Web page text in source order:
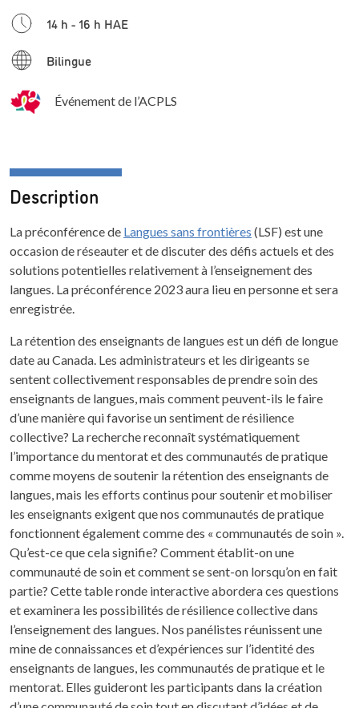
14 h - 16 h HAE
Bilingue
Événement de l’ACPLS
Description
La préconférence de Langues sans frontières (LSF) est une
occasion de réseauter et de discuter des défis actuels et des
solutions potentielles relativement à l’enseignement des
langues. La préconférence 2023 aura lieu en personne et sera
enregistrée.
La rétention des enseignants de langues est un défi de longue
date au Canada. Les administrateurs et les dirigeants se
sentent collectivement responsables de prendre soin des
enseignants de langues, mais comment peuvent-ils le faire
d’une manière qui favorise un sentiment de résilience
collective? La recherche reconnaît systématiquement
l’importance du mentorat et des communautés de pratique
comme moyens de soutenir la rétention des enseignants de
langues, mais les efforts continus pour soutenir et mobiliser
les enseignants exigent que nos communautés de pratique
fonctionnent également comme des « communautés de soin ».
Qu’est-ce que cela signifie? Comment établit-on une
communauté de soin et comment se sent-on lorsqu’on en fait
partie? Cette table ronde interactive abordera ces questions
et examinera les possibilités de résilience collective dans
l’enseignement des langues. Nos panélistes réunissent une
mine de connaissances et d’expériences sur l’identité des
enseignants de langues, les communautés de pratique et le
mentorat. Elles guideront les participants dans la création